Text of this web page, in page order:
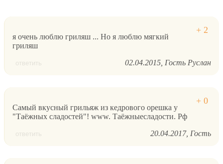
я очень люблю гриляш ... Но я люблю мягкий
гриляш
ответить 02.04.2015 Гость Руслан
Самый вкусный грильяж из кедрового орешка у
"Таёжных сладостей"! www. Таёжныесладости. Рф
ответить 20.04.2017 Гость